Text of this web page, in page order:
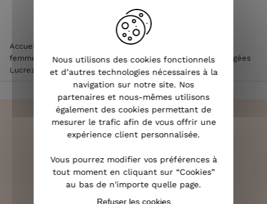
Accueil >Robe femme
femme
Robe longue femme fluide à bretelles fleurs orangées
Lucrezia
LIVRAISON RAPIDE
OFFERTE DÈS 70€
Nous utilisons des cookies fonctionnels
et d’autres technologies nécessaires à la
navigation sur notre site. Nos
partenaires et nous-mêmes utilisons
également des cookies permettant de
mesurer le trafic afin de vous offrir une
expérience client personnalisée.
Vous pourrez modifier vos préférences à
tout moment en cliquant sur “Cookies”
au bas de n'importe quelle page.
Refuser les cookies